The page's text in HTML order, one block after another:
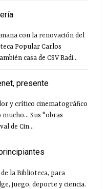
con la renovación del
Popular Carlos
casa de CSV Radi...
presente
y crítico cinematográfico
Sus "obras
de Cin...
la Biblioteca, para
juego, deporte y ciencia.